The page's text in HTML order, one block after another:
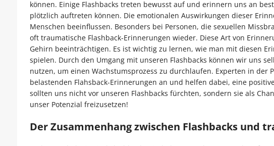
können. Einige Flashbacks treten bewusst auf und erinnern uns an
plötzlich auftreten können. Die emotionalen Auswirkungen dieser
Menschen beeinflussen. Besonders bei Personen, die sexuellen
oft traumatische Flashback-Erinnerungen wieder. Diese Art von
Gehirn beeinträchtigen. Es ist wichtig zu lernen, wie man mit diesen
spielen. Durch den Umgang mit unseren Flashbacks können wir uns
nutzen, um einen Wachstumsprozess zu durchlaufen. Experten in der
belastenden Flahsback-Erinnerungen an und helfen dabei, eine
sollten uns nicht vor unseren Flashbacks fürchten, sondern sie als
unser Potenzial freizusetzen!
Der Zusammenhang zwischen Flashbacks und